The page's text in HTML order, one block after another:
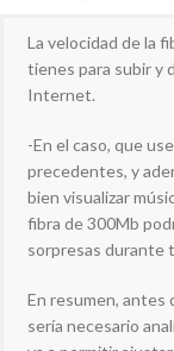
La velocidad de la
tienes para subir y
Internet.
-En el caso, que
precedentes, y
bien visualizar
fibra de 300Mb
sorpresas durante
En resumen, antes
sería necesario